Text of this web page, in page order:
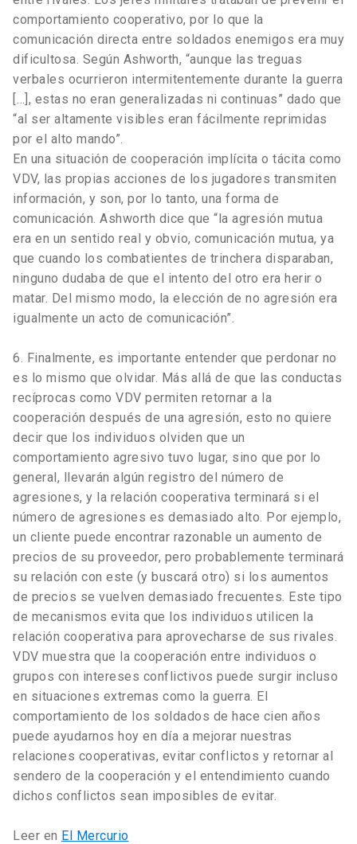
comportamiento cooperativo, por lo que la
comunicación directa entre soldados enemigos era muy
dificultosa. Según Ashworth, “aunque las treguas
verbales ocurrieron intermitentemente durante la guerra
[…], estas no eran generalizadas ni continuas” dado que
“al ser altamente visibles eran fácilmente reprimidas
por el alto mando”.
En una situación de cooperación implícita o tácita como
VDV, las propias acciones de los jugadores transmiten
información, y son, por lo tanto, una forma de
comunicación. Ashworth dice que “la agresión mutua
era en un sentido real y obvio, comunicación mutua, ya
que cuando los combatientes de trinchera disparaban,
ninguno dudaba de que el intento del otro era herir o
matar. Del mismo modo, la elección de no agresión era
igualmente un acto de comunicación”.
6. Finalmente, es importante entender que perdonar no
es lo mismo que olvidar. Más allá de que las conductas
recíprocas como VDV permiten retornar a la
cooperación después de una agresión, esto no quiere
decir que los individuos olviden que un
comportamiento agresivo tuvo lugar, sino que por lo
general, llevarán algún registro del número de
agresiones, y la relación cooperativa terminará si el
número de agresiones es demasiado alto. Por ejemplo,
un cliente puede encontrar razonable un aumento de
precios de su proveedor, pero probablemente terminará
su relación con este (y buscará otro) si los aumentos
de precios se vuelven demasiado frecuentes. Este tipo
de mecanismos evita que los individuos utilicen la
relación cooperativa para aprovecharse de sus rivales.
VDV muestra que la cooperación entre individuos o
grupos con intereses conflictivos puede surgir incluso
en situaciones extremas como la guerra. El
comportamiento de los soldados de hace cien años
puede ayudarnos hoy en día a mejorar nuestras
relaciones cooperativas, evitar conflictos y retornar al
sendero de la cooperación y el entendimiento cuando
dichos conflictos sean imposibles de evitar.
Leer en El Mercurio